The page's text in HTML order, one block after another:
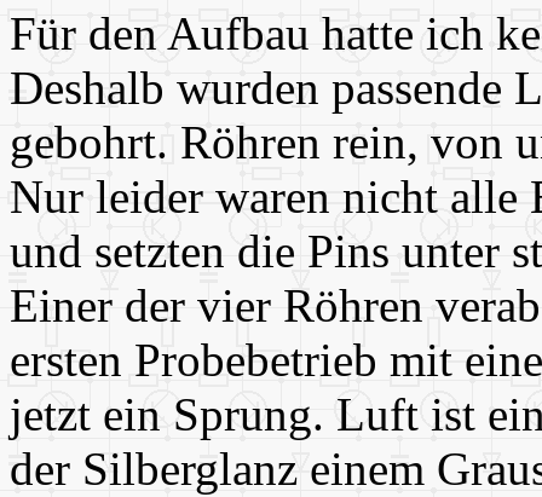
Für den Aufbau hatte ich
Deshalb wurden passende
gebohrt. Röhren rein, von
Nur leider waren nicht alle
und setzten die Pins unter
Einer der vier Röhren
ersten Probebetrieb mit
jetzt ein Sprung. Luft ist
der Silberglanz einem